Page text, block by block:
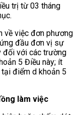
trị từ 03 tháng
về việc đơn phương
đầu đơn vị sự
đối với các trường
5 Điều này; ít
điểm d khoản 5
làm việc